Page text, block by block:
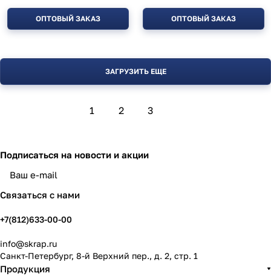
ОПТОВЫЙ ЗАКАЗ ОПТОВЫЙ ЗАКАЗ
ЗАГРУЗИТЬ ЕЩЕ
1 2 3
Подписаться на новости и акции
Связаться с нами
+7(812)633-00-00
info@skrap.ru
Санкт-Петербург, 8-й Верхний пер., д. 2, стр. 1
Продукция